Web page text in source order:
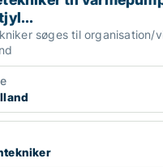
søges til organisation/